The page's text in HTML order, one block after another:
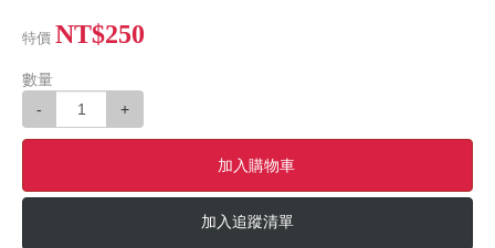
特價 NT$250
數量
-
+
加入購物車
加入追蹤清單